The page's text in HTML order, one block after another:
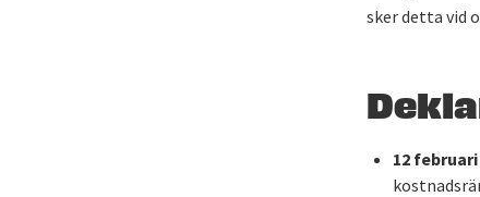
sker detta vid
12 februari